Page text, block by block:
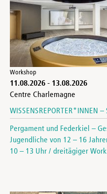
Workshop
11.08.2026 - 13.08.2026
Centre Charlemagne
WISSENSREPORTER*INNEN
Pergament und Federkiel –
Jugendliche von 12 – 16
10 – 13 Uhr / dreitägiger